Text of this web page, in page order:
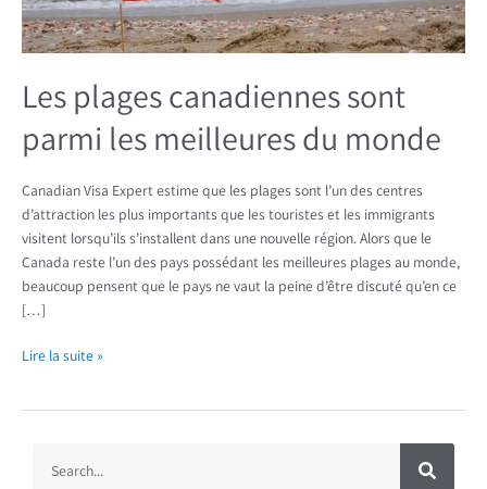
Les plages canadiennes sont
parmi les meilleures du monde
Canadian Visa Expert estime que les plages sont l’un des centres
d’attraction les plus importants que les touristes et les immigrants
visitent lorsqu’ils s’installent dans une nouvelle région. Alors que le
Canada reste l’un des pays possédant les meilleures plages au monde,
beaucoup pensent que le pays ne vaut la peine d’être discuté qu’en ce
[…]
monde
Lire la suite »
R
e
c